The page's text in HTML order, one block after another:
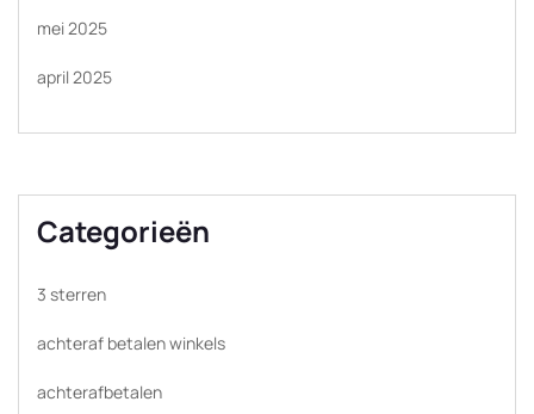
mei 2025
april 2025
Categorieën
3 sterren
achteraf betalen winkels
achterafbetalen